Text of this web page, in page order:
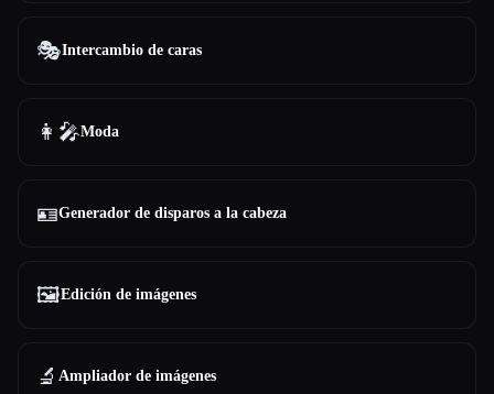
🎭Intercambio de caras
👩‍🎤Moda
🪪Generador de disparos a la cabeza
🖼️Edición de imágenes
🔬 Ampliador de imágenes